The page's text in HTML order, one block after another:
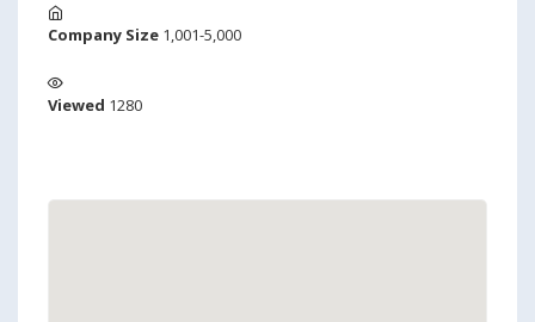
Company Size 1,001-5,000
Viewed 1280